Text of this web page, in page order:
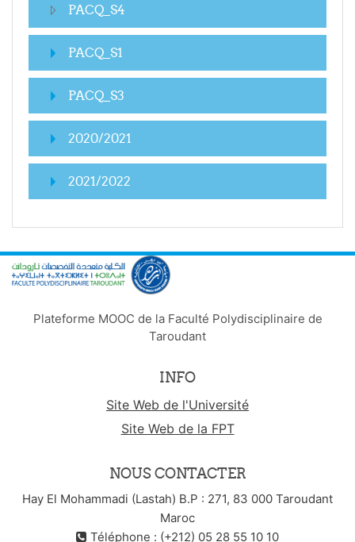
PACQ_S4
PACQ_S1
PACQ_S3
2020/2021
2021/2022
Plateforme MOOC de la Faculté Polydisciplinaire de
Taroudant
INFO
Site Web de l'Université
Site Web de la FPT
NOUS CONTACTER
Hay El Mohammadi (Lastah) B.P : 271, 83 000 Taroudant
Maroc
Téléphone : (+212) 05 28 55 10 10